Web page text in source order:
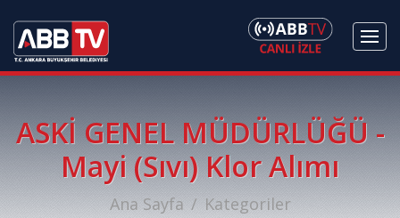
ASKİ GENEL MÜDÜRLÜĞÜ -
Mayi (Sıvı) Klor Alımı
Ana Sayfa
Kategoriler